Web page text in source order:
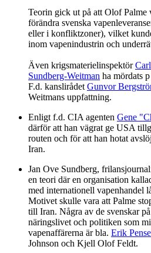
Teorin gick ut på att Olof Palme
förändra svenska
eller i konfliktzoner), vilket
inom vapenindustrin och
Även krigsmaterielinspektör
Sundberg-Weitman ha mördats
F.d. kanslirådet Gunvor
Weitmans uppfattning.
Enligt f.d. CIA agenten Gene
därför att han vägrat ge USA
routen och för att han hotat
Iran.
Jan Ove Sundberg,
en teori där en organisation
med internationell vapenhandel
Motivet skulle vara att Palme
till Iran. Några av de svenskar
näringslivet och politiken som
vapenaffärerna är bla. Erik
Johnson och Kjell Olof Feldt.